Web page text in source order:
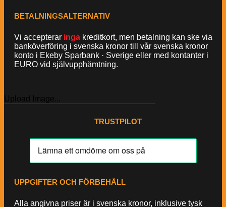
BETALNINGSALTERNATIV
Vi accepterar inga kreditkort, men betalning kan ske via
banköverföring i svenska kronor till vår svenska kronor
konto i Ekeby Sparbank · Sverige eller med kontanter i
EURO vid självupphämtning.
Upload Image...
TRUSTPILOT
UPPGIFTER OCH FÖRBEHÅLL
Alla angivna priser är i svenska kronor, inklusive tysk